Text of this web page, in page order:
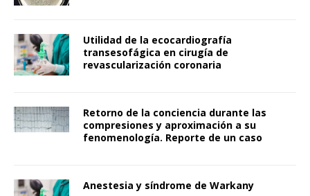
Utilidad de la ecocardiografía
transesofágica en cirugía de
revascularización coronaria
Retorno de la conciencia durante las
compresiones y aproximación a su
fenomenología. Reporte de un caso
Anestesia y síndrome de Warkany